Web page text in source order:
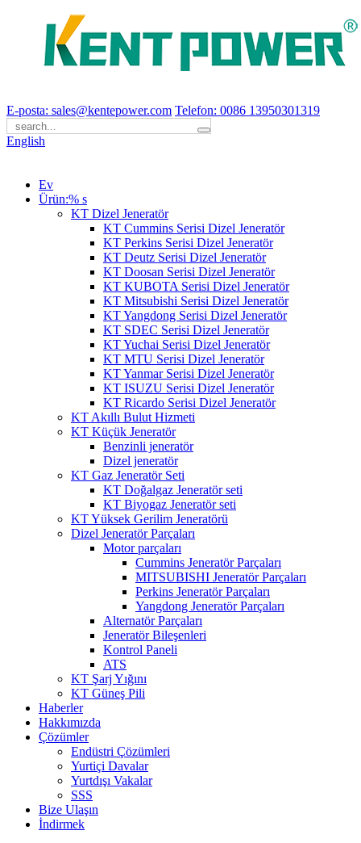
E-posta: sales@kentepower.com Telefon: 0086 13950301319
English
Ev
Ürün:% s
KT Dizel Jeneratör
KT Cummins Serisi Dizel Jeneratör
KT Perkins Serisi Dizel Jeneratör
KT Deutz Serisi Dizel Jeneratör
KT Doosan Serisi Dizel Jeneratör
KT KUBOTA Serisi Dizel Jeneratör
KT Mitsubishi Serisi Dizel Jeneratör
KT Yangdong Serisi Dizel Jeneratör
KT SDEC Serisi Dizel Jeneratör
KT Yuchai Serisi Dizel Jeneratör
KT MTU Serisi Dizel Jeneratör
KT Yanmar Serisi Dizel Jeneratör
KT ISUZU Serisi Dizel Jeneratör
KT Ricardo Serisi Dizel Jeneratör
KT Akıllı Bulut Hizmeti
KT Küçük Jeneratör
Benzinli jeneratör
Dizel jeneratör
KT Gaz Jeneratör Seti
KT Doğalgaz Jeneratör seti
KT Biyogaz Jeneratör seti
KT Yüksek Gerilim Jeneratörü
Dizel Jeneratör Parçaları
Motor parçaları
Cummins Jeneratör Parçaları
MITSUBISHI Jeneratör Parçaları
Perkins Jeneratör Parçaları
Yangdong Jeneratör Parçaları
Alternatör Parçaları
Jeneratör Bileşenleri
Kontrol Paneli
ATS
KT Şarj Yığını
KT Güneş Pili
Haberler
Hakkımızda
Çözümler
Endüstri Çözümleri
Yurtiçi Davalar
Yurtdışı Vakalar
SSS
Bize Ulaşın
İndirmek